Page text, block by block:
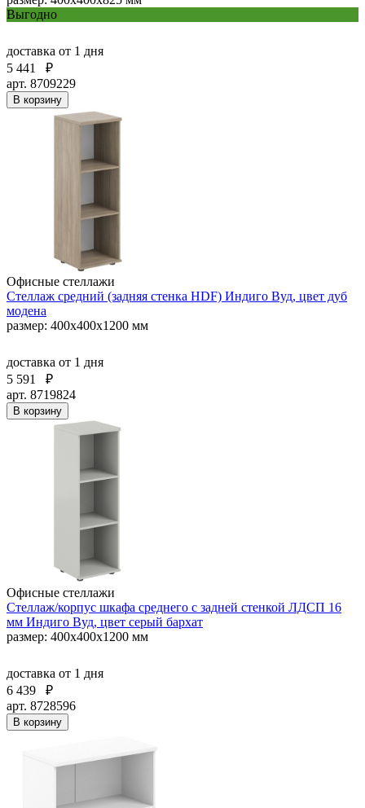
Выгодно
доставка от 1 дня
5 441
₽
арт. 8709229
В корзину
Офисные стеллажи
Стеллаж средний (задняя стенка HDF) Индиго Вуд, цвет дуб
модена
размер: 400х400х1200 мм
доставка от 1 дня
5 591
₽
арт. 8719824
В корзину
Офисные стеллажи
Стеллаж/корпус шкафа среднего с задней стенкой ЛДСП 16
мм Индиго Вуд, цвет серый бархат
размер: 400х400х1200 мм
доставка от 1 дня
6 439
₽
арт. 8728596
В корзину